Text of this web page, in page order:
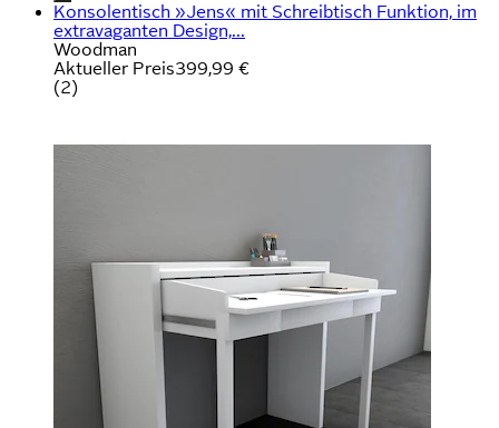
Konsolentisch »Jens« mit Schreibtisch Funktion, im
extravaganten Design,...
Woodman
Aktueller Preis399,99 €
(2)